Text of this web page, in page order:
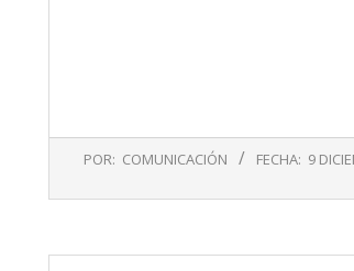
09
POR: COMUNICACIÓN FECHA: 9